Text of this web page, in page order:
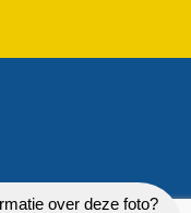
over deze foto?